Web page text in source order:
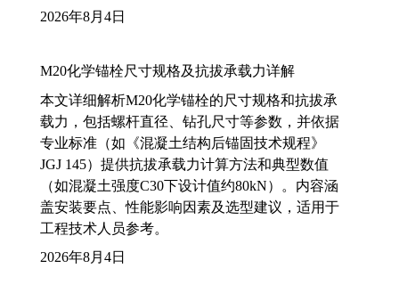
2026年8月4日
M20化学锚栓尺寸规格及抗拔承载力详解
本文详细解析M20化学锚栓的尺寸规格和抗拔承
载力，包括螺杆直径、钻孔尺寸等参数，并依据
专业标准（如《混凝土结构后锚固技术规程》
JGJ 145）提供抗拔承载力计算方法和典型数值
（如混凝土强度C30下设计值约80kN）。内容涵
盖安装要点、性能影响因素及选型建议，适用于
工程技术人员参考。
2026年8月4日